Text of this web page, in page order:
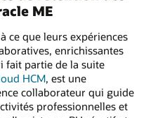
ME
ce que leurs expériences
enrichissantes
fait partie de la suite
HCM, est une
collaborateur qui guide
professionnelles et